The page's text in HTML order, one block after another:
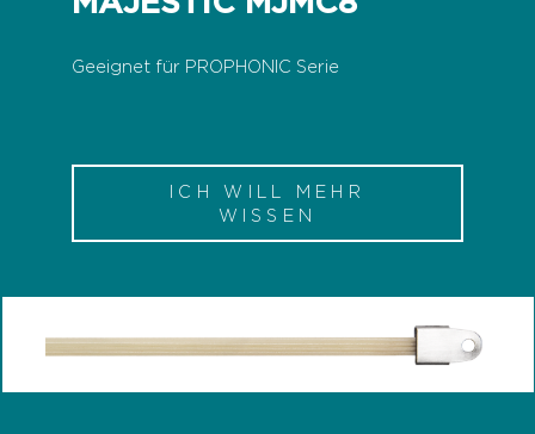
Geeignet für PROPHONIC Serie
ICH WILL MEHR
WISSEN